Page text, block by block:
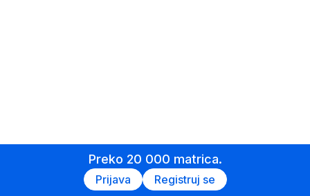
Preko 20 000 matrica.
Prijava Registruj se